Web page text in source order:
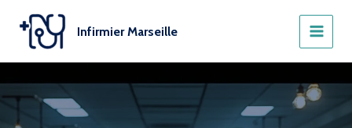
contenu
Infirmier Marseille